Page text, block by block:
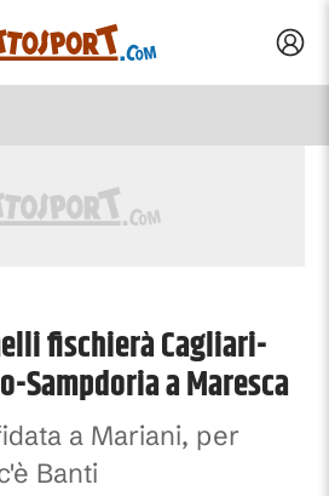
fischierà Cagliari-
Sampdoria a Maresca
a Mariani, per
Banti